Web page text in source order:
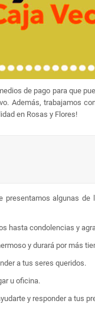
de pago para que
Además, trabajamos
en Rosas y Flores!
presentamos algunas de
hasta condolencias y
y durará por más
a tus seres queridos.
u oficina.
y responder a tus